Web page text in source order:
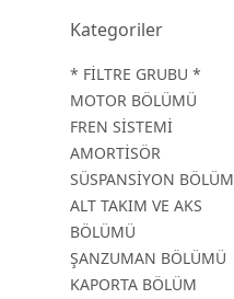
Kategoriler
* FİLTRE GRUBU *
MOTOR BÖLÜMÜ
FREN SİSTEMİ
AMORTİSÖR
SÜSPANSİYON BÖLÜM
ALT TAKIM VE AKS
BÖLÜMÜ
ŞANZUMAN BÖLÜMÜ
KAPORTA BÖLÜM